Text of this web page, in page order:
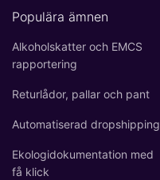
Populära ämnen
Alkoholskatter och EMCS
rapportering
Returlådor, pallar och pant
Automatiserad dropshipping
Ekologidokumentation med
få klick